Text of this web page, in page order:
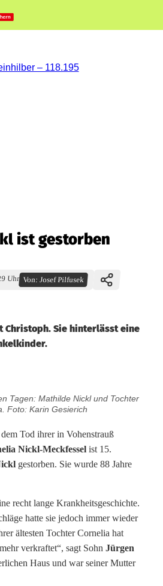
ist gestorben
Uhr Von:Josef Pilfusek
Christoph. Sie hinterlässt eine
Tagen: Mathilde Nickl und Tochter
Foto: Karin Gesierich
Tod ihrer in Vohenstrauß
Nickl-Meckfessel ist 15.
gestorben. Sie wurde 88 Jahre
recht lange Krankheitsgeschichte.
hatte sie jedoch immer wieder
ältesten Tochter Cornelia hat
verkraftet“, sagt Sohn Jürgen
Haus und war seiner Mutter